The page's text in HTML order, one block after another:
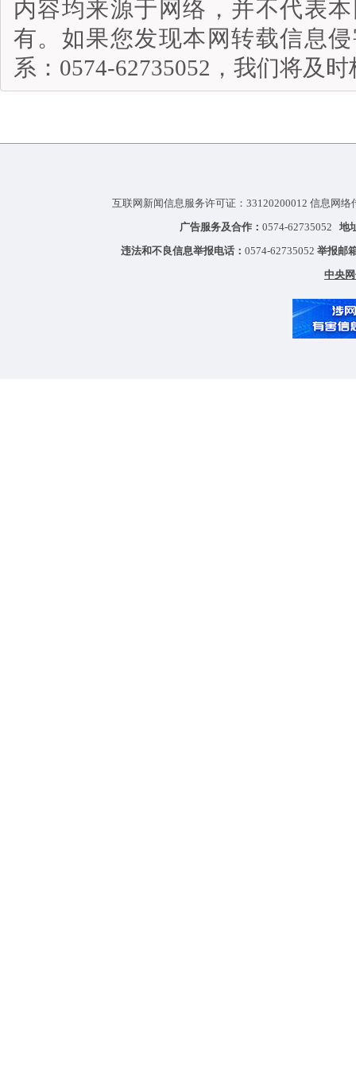
内容均来源于网络，并不代表
有。如果您发现本网转载信息
系：0574-62735052，我们将及
互联网新闻信息服务许可证：33120200012 信息网
广告服务及合作： 0574-62735052 地
违法和不良信息举报电话： 0574-62735052 举报邮
中央